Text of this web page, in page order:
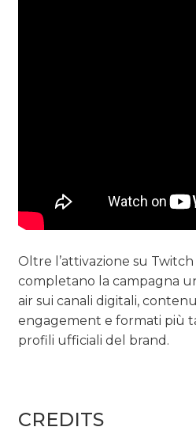
Oltre l’attivazione su
completano la campagna
air sui canali digitali,
engagement e formati più
profili ufficiali del brand.
CREDITS